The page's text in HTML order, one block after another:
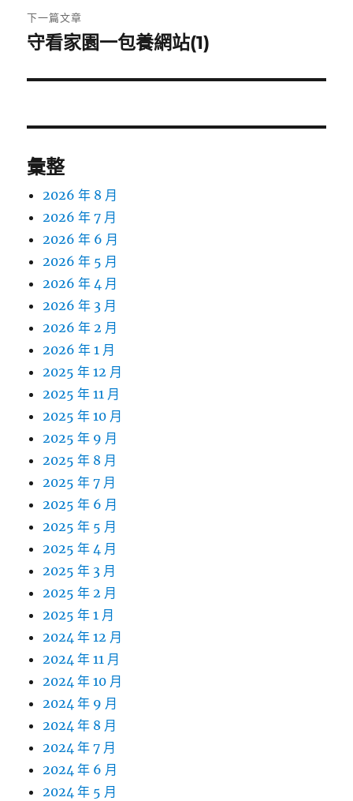
章:
下一篇文章
下
篇
章:
守看家園一包養網站(1)
彙整
2026 年 8 月
2026 年 7 月
2026 年 6 月
2026 年 5 月
2026 年 4 月
2026 年 3 月
2026 年 2 月
2026 年 1 月
2025 年 12 月
2025 年 11 月
2025 年 10 月
2025 年 9 月
2025 年 8 月
2025 年 7 月
2025 年 6 月
2025 年 5 月
2025 年 4 月
2025 年 3 月
2025 年 2 月
2025 年 1 月
2024 年 12 月
2024 年 11 月
2024 年 10 月
2024 年 9 月
2024 年 8 月
2024 年 7 月
2024 年 6 月
2024 年 5 月